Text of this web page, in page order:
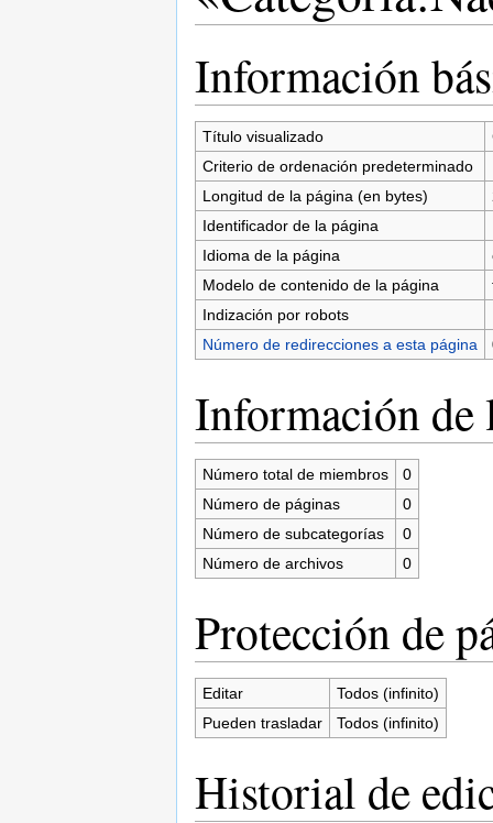
Información
Título visualizado
Criterio de ordenación predeterminado
Longitud de la página (en bytes)
Identificador de la página
Idioma de la página
Modelo de contenido de la página
Indización por robots
Número de redirecciones a esta página
Información de
Número total de miembros
0
Número de páginas
0
Número de subcategorías
0
Número de archivos
0
Protección de
Editar
Todos (infinito)
Pueden trasladar
Todos (infinito)
Historial de